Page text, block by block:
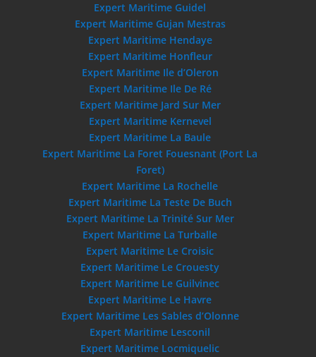
Expert Maritime Guidel
Expert Maritime Gujan Mestras
Expert Maritime Hendaye
Expert Maritime Honfleur
Expert Maritime Ile d’Oleron
Expert Maritime Ile De Ré
Expert Maritime Jard Sur Mer
Expert Maritime Kernevel
Expert Maritime La Baule
Expert Maritime La Foret Fouesnant (Port La
Foret)
Expert Maritime La Rochelle
Expert Maritime La Teste De Buch
Expert Maritime La Trinité Sur Mer
Expert Maritime La Turballe
Expert Maritime Le Croisic
Expert Maritime Le Crouesty
Expert Maritime Le Guilvinec
Expert Maritime Le Havre
Expert Maritime Les Sables d’Olonne
Expert Maritime Lesconil
Expert Maritime Locmiquelic